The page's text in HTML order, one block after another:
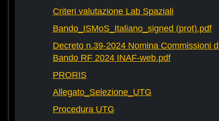
Criteri valutazione Lab Spaziali
Bando_ISMoS_Italiano_signed (prot).pdf
Decreto n.39-2024 Nomina Commissioni
Bando RF 2024 INAF-web.pdf
PRORIS
Allegato_Selezione_UTG
Procedura UTG